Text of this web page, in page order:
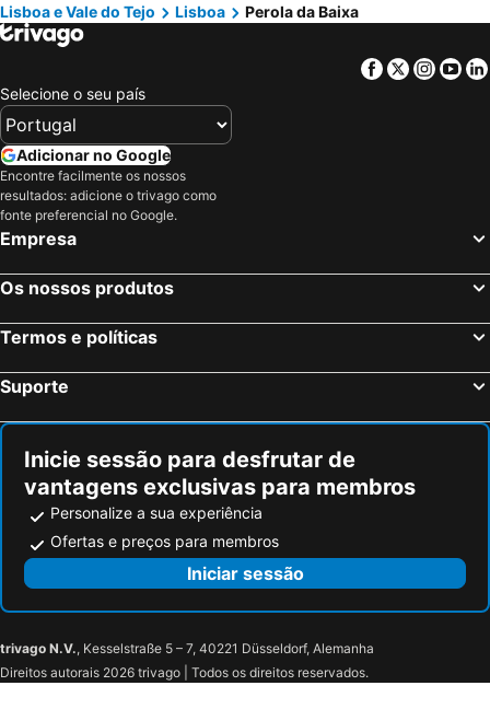
Lisboa e Vale do Tejo
Lisboa Perola da Baixa
Facebook
Twitter
Selecione o seu país
Adicionar no Google
Encontre facilmente os nossos
resultados: adicione o trivago como
fonte preferencial no Google.
Empresa
Os nossos produtos
Termos e políticas
Suporte
Inicie sessão para desfrutar de
vantagens exclusivas para membros
Personalize a sua experiência
Ofertas e preços para membros
Iniciar sessão
trivago N.V., Kesselstraße 5 – 7, 40221 Düsseldorf, Alemanha
Direitos autorais 2026 trivago | Todos os direitos reservados.